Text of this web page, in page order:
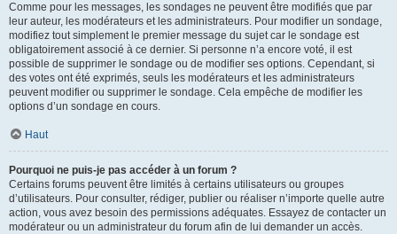
Comme pour les messages, les sondages ne peuvent être modifiés que par
leur auteur, les modérateurs et les administrateurs. Pour modifier un sondage,
modifiez tout simplement le premier message du sujet car le sondage est
obligatoirement associé à ce dernier. Si personne n’a encore voté, il est
possible de supprimer le sondage ou de modifier ses options. Cependant, si
des votes ont été exprimés, seuls les modérateurs et les administrateurs
peuvent modifier ou supprimer le sondage. Cela empêche de modifier les
options d’un sondage en cours.
Haut
Pourquoi ne puis-je pas accéder à un forum ?
Certains forums peuvent être limités à certains utilisateurs ou groupes
d’utilisateurs. Pour consulter, rédiger, publier ou réaliser n’importe quelle autre
action, vous avez besoin des permissions adéquates. Essayez de contacter un
modérateur ou un administrateur du forum afin de lui demander un accès.